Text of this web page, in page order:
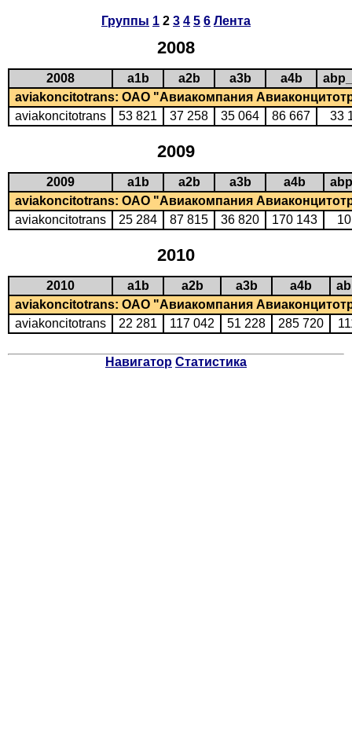
Группы 1 2 3 4 5 6 Лента
2008
2008 a1b a2b a3b a4b
aviakoncitotrans: ОАО "Авиакомпания
aviakoncitotrans
53 821 37 258 35 064 86 667 33
2009
2009 a1b a2b a3b a4b
aviakoncitotrans: ОАО "Авиакомпания
aviakoncitotrans
25 284 87 815 36 820 170 143
2010
2010 a1b a2b a3b a4b
aviakoncitotrans: ОАО "Авиакомпания
aviakoncitotrans
22 281 117 042 51 228 285 720
Навигатор Статистика